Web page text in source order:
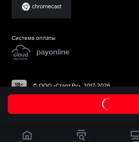
Система оплаты
©ООО «Старт.Ру», 2017-2026